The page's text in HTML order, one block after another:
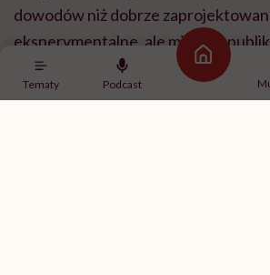
Tematy Podcast
Strona główna
dowodów niż dobrze
eksperymentalne, ale mimo to
duże zainteresowanie.